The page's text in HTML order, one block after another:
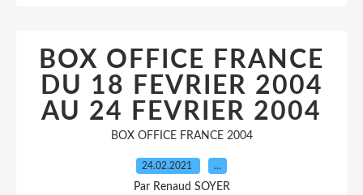
BOX OFFICE FRANCE
DU 18 FEVRIER 2004
AU 24 FEVRIER 2004
BOX OFFICE FRANCE 2004
24.02.2021 …
Par Renaud SOYER